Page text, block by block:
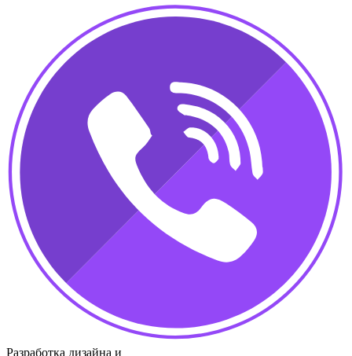
Разработка дизайна и